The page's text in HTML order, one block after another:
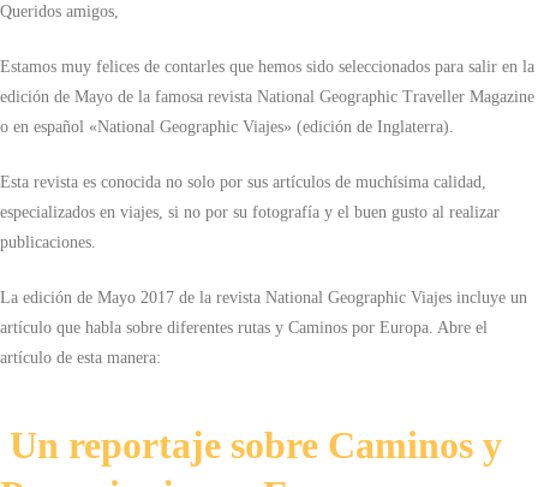
Queridos amigos,
Estamos muy felices de contarles que hemos sido seleccionados para salir en la
edición de Mayo de la famosa revista National Geographic Traveller Magazine
o en español «National Geographic Viajes» (edición de Inglaterra).
Esta revista es conocida no solo por sus artículos de muchísima calidad,
especializados en viajes, si no por su fotografía y el buen gusto al realizar
publicaciones.
La edición de Mayo 2017 de la revista National Geographic Viajes incluye un
artículo que habla sobre diferentes rutas y Caminos por Europa. Abre el
artículo de esta manera:
Un reportaje sobre Caminos y